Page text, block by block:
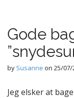
Gode
by Susanne on 25/07/
Jeg elsker at